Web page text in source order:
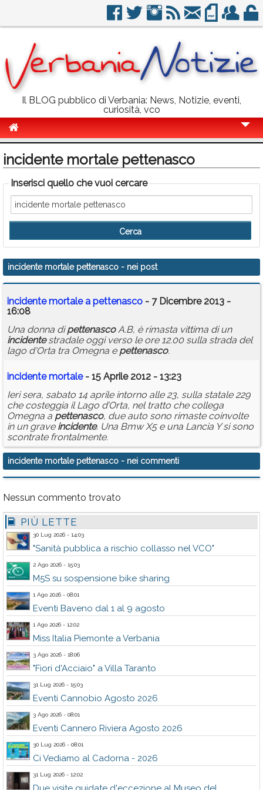
Il BLOG pubblico di Verbania: News, Notizie, eventi,
curiosità, vco
Politica
Sport
Eventi
Info Utili
Rubriche
Calendario
Annunci
incidente mortale pettenasco
Inserisci quello che vuoi cercare
incidente mortale pettenasco - nei post
incidente mortalea pettenasco - 7 Dicembre 2013 -
16:08
Una donna dipettenascoA.B, è rimasta vittima di un
incidentestradale oggi verso le ore 12.00 sulla strada del
lago d'Orta tra Omegna e pettenasco.
incidente mortale- 15 Aprile 2012 - 13:23
Ieri sera, sabato 14 aprile intorno alle 23, sulla statale 229
che costeggia il Lago d’Orta, nel tratto che collega
Omegna a pettenasco, due auto sono rimaste coinvolte
in un grave incidente. Una Bmw X5 e una Lancia Y si sono
scontrate frontalmente.
incidente mortale pettenasco - nei commenti
Nessun commento trovato
PIÙ LETTE
30 Lug 2026 - 14:03
"Sanità pubblica a rischio collasso nel VCO"
2 Ago 2026 - 15:03
M5S su sospensione bike sharing
1 Ago 2026 - 08:01
Eventi Baveno dal 1 al 9 agosto
1 Ago 2026 - 12:02
Miss Italia Piemonte a Verbania
3 Ago 2026 - 18:06
"Fiori d'Acciaio" a Villa Taranto
31 Lug 2026 - 15:03
Eventi Cannobio Agosto 2026
3 Ago 2026 - 08:01
Eventi Cannero Riviera Agosto 2026
30 Lug 2026 - 08:01
Ci Vediamo al Cadorna - 2026
31 Lug 2026 - 12:02